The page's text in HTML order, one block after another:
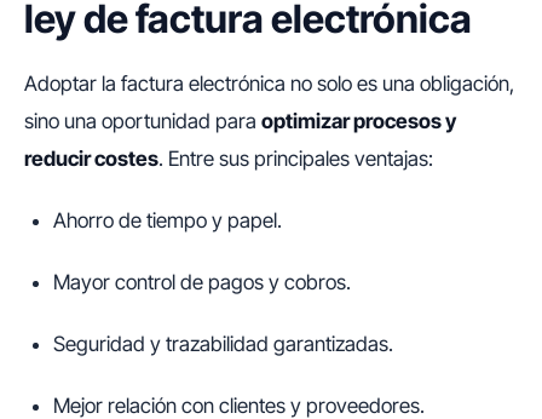
ley de factura electrónica
Adoptar la factura electrónica no solo es una obligación,
sino una oportunidad para optimizar procesos y
reducir costes. Entre sus principales ventajas:
Ahorro de tiempo y papel.
Mayor control de pagos y cobros.
Seguridad y trazabilidad garantizadas.
Mejor relación con clientes y proveedores.